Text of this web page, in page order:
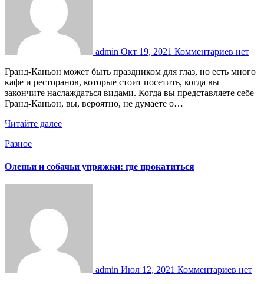
admin Окт 19, 2021 Комментариев нет
Гранд-Каньон может быть праздником для глаз, но есть много
кафе и ресторанов, которые стоит посетить, когда вы
закончите наслаждаться видами. Когда вы представляете себе
Гранд-Каньон, вы, вероятно, не думаете о…
Читайте далее
Разное
Оленьи и собачьи упряжки: где прокатиться
admin Июл 12, 2021 Комментариев нет